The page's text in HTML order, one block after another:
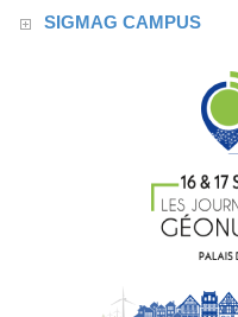
SIGMAG CAMPUS